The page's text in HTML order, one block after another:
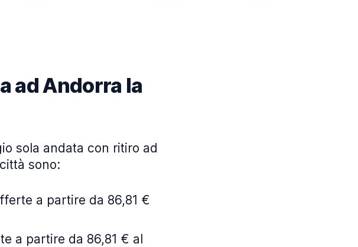
ad Andorra la
sola andata con ritiro ad
sono:
a partire da 86,81 €
a partire da 86,81 € al